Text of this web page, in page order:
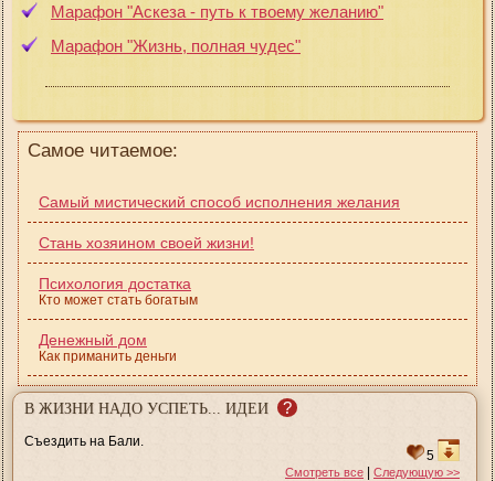
Марафон "Аскеза - путь к твоему желанию"
Марафон "Жизнь, полная чудес"
Самое читаемое:
Самый мистический способ исполнения желания
Стань хозяином своей жизни!
Психология достатка
Кто может стать богатым
Денежный дом
Как приманить деньги
В ЖИЗНИ НАДО УСПЕТЬ... ИДЕИ ?
Съездить на Бали.
5
Смотреть все | Следующую >>